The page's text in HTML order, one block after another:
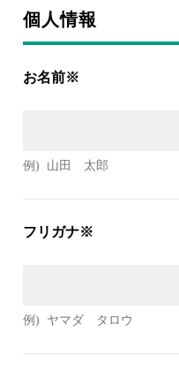
個人情報
お名前※
例) 山田 太郎
フリガナ※
例) ヤマダ タロウ